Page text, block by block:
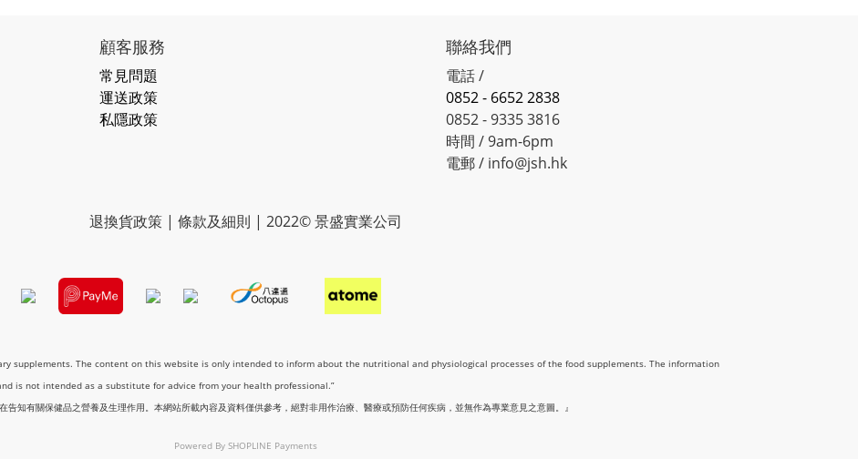
顧客服務
常見問題
運送政策
私隱政策
聯絡我們
電話 /
0852 - 6652 2838
0852 - 9335 3816
時間 / 9am-6pm
電郵 / info@jsh.hk
退換貨政策 | 條款及細則 | 2022© 景盛實業公司
supplements. The content on this website is only intended to inform about the nutritional and physiological processes of the food supplements. The information
is not intended as a substitute for advice from your health professional.”
告知有關保健品之營養及生理作用。本網站所載內容及資料僅供參考，絕對非用作治療、醫療或預防任何疾病，並無作為專業意見之意圖。』
Powered By SHOPLINE Payments